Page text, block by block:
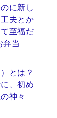
に新し
夫とか
至福だ
弁当
とは？
、初め
神々